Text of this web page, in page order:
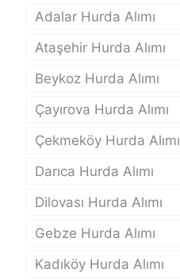
Adalar Hurda Alımı
Ataşehir Hurda Alımı
Beykoz Hurda Alımı
Çayırova Hurda Alımı
Çekmeköy Hurda Alımı
Darıca Hurda Alımı
Dilovası Hurda Alımı
Gebze Hurda Alımı
Kadıköy Hurda Alımı